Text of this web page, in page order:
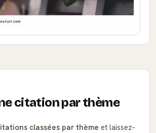
citation par thème
classées par thème et laissez-